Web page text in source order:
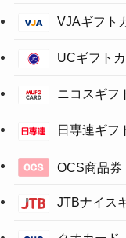
VJAギフト
UCギフト
ニコスギフ
日専連ギフ
OCS商品券
JTBナイス